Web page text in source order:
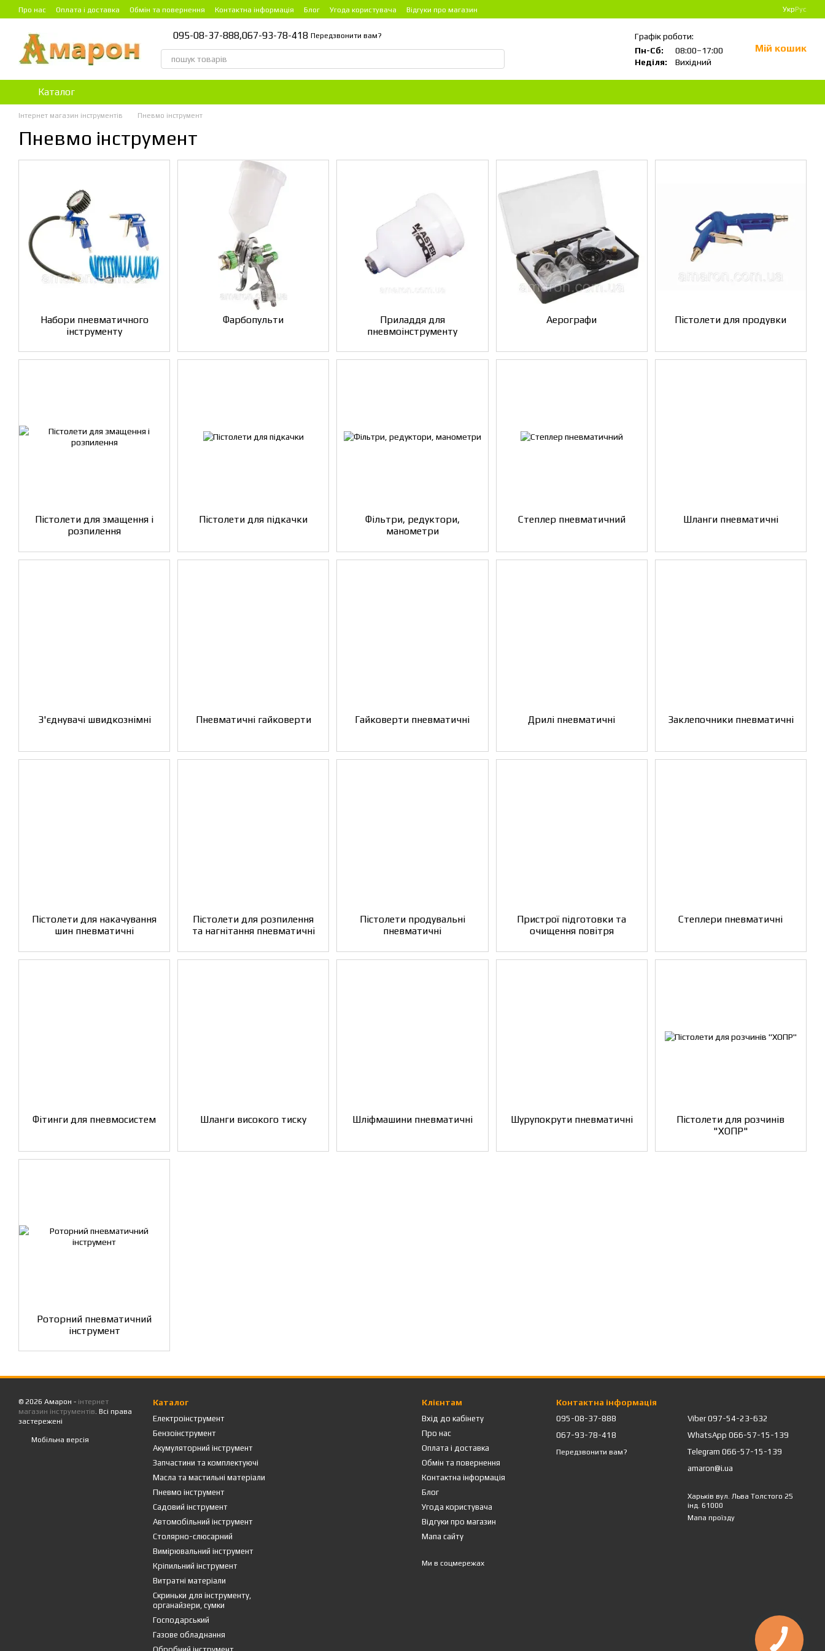
Перейти до основного контенту
Про нас Оплата і доставка Обмін та повернення Контактна інформація Блог Угода користувача Відгуки про магазин УкрРус
095-08-37-888,067-93-78-418 Передзвонити вам?
Графік роботи:
Пн-Сб:
08:00–17:00
Неділя:
Вихідний
Мій кошик
Каталог
Інтернет магазин інструментів Пневмо інструмент
Пневмо інструмент
Набори пневматичного
інструменту
Фарбопульти
Приладдя для
пневмоінструменту
Аерографи Пістолети для продувки
Пістолети для змащення і
розпилення
Пістолети для підкачки
Фільтри, редуктори,
манометри
Степлер пневматичний Шланги пневматичні
З'єднувачі швидкознімні Пневматичні гайковерти Гайковерти пневматичні Дрилі пневматичні Заклепочники пневматичні
Пістолети для накачування
шин пневматичні
Пістолети для розпилення
та нагнітання пневматичні
Пістолети продувальні
пневматичні
Пристрої підготовки та
очищення повітря
Степлери пневматичні
Фітинги для пневмосистем Шланги високого тиску Шліфмашини пневматичні Шурупокрути пневматичні
Пістолети для розчинів
"ХОПР"
Роторний пневматичний
інструмент
© 2026 Амарон - інтернет
магазин інструментів. Всі права
застережені
Мобільна версія
Каталог
Електроінструмент
Бензоінструмент
Акумуляторний інструмент
Запчастини та комплектуючі
Масла та мастильні матеріали
Пневмо інструмент
Садовий інструмент
Автомобільний інструмент
Столярно-слюсарний
Вимірювальний інструмент
Кріпильний інструмент
Витратні матеріали
Скриньки для інструменту,
органайзери, сумки
Господарський
Газове обладнання
Клієнтам
Вхід до кабінету
Про нас
Оплата і доставка
Обмін та повернення
Контактна інформація
Блог
Угода користувача
Відгуки про магазин
Мапа сайту
Ми в соцмережах
Контактна інформація
095-08-37-888
067-93-78-418
Передзвонити вам?
Viber 097-54-23-632
WhatsApp 066-57-15-139
Telegram 066-57-15-139
amaron@i.ua
Харьків вул. Льва Толстого 25
інд. 61000
Мапа проїзду